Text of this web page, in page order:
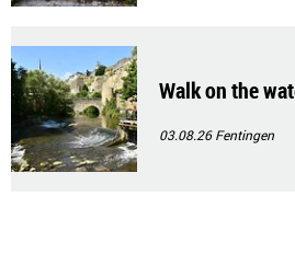
Walk on the
03.08.26Fentingen